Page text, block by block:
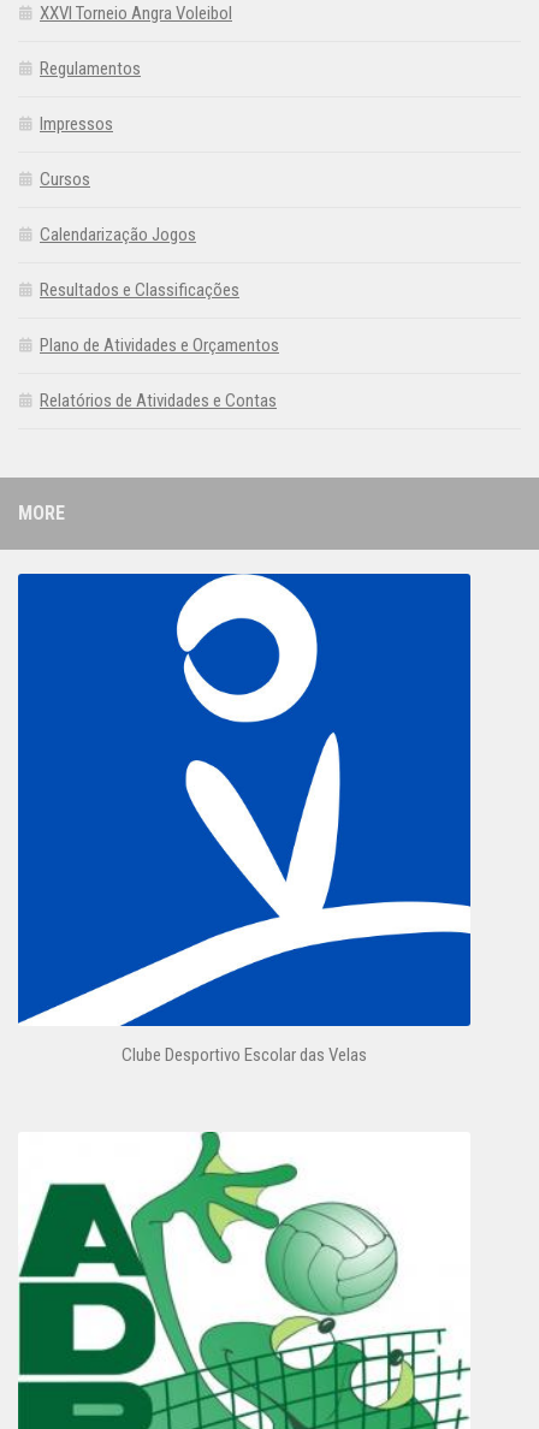
XXVI Torneio Angra Voleibol
Regulamentos
Impressos
Cursos
Calendarização Jogos
Resultados e Classificações
Plano de Atividades e Orçamentos
Relatórios de Atividades e Contas
MORE
Clube Desportivo Escolar das Velas